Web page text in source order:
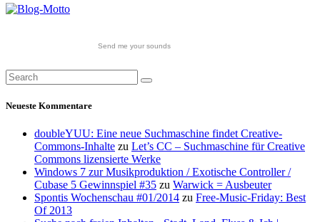
Send me your sounds
Neueste Kommentare
doubleYUU: Eine neue Suchmaschine findet Creative-
Commons-Inhalte zu Let’s CC – Suchmaschine für Creative
Commons lizensierte Werke
Windows 7 zur Musikproduktion / Exotische Controller /
Cubase 5 Gewinnspiel #35 zu Warwick = Ausbeuter
Spontis Wochenschau #01/2014 zu Free-Music-Friday: Best
Of 2013